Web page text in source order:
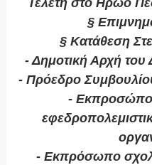
Τελετή στο Ηρώο
§
§ Κατάθεση
- Δημοτική Αρχή
- Πρόεδρο
-
- Εκπρόσωπο